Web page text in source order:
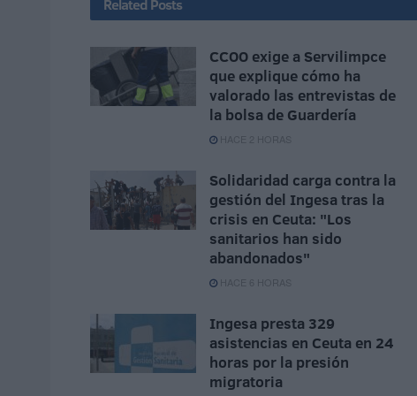
Related Posts
CCOO exige a Servilimpce
que explique cómo ha
valorado las entrevistas de
la bolsa de Guardería
HACE 2 HORAS
Solidaridad carga contra la
gestión del Ingesa tras la
crisis en Ceuta: "Los
sanitarios han sido
abandonados"
HACE 6 HORAS
Ingesa presta 329
asistencias en Ceuta en 24
horas por la presión
migratoria